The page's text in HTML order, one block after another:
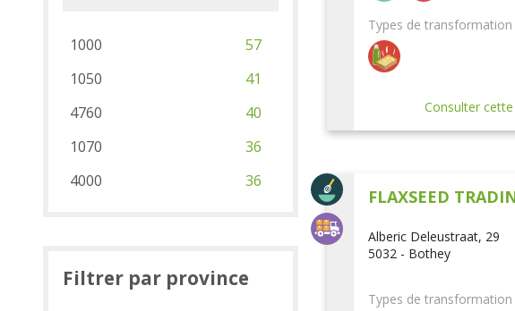
Types de transformation
Consulter
FLAXSEED
Alberic Deleustraat, 29
5032 - Bothey
Types de transformation
1000
57
1050
41
4760
40
1070
36
4000
36
Filtrer par province